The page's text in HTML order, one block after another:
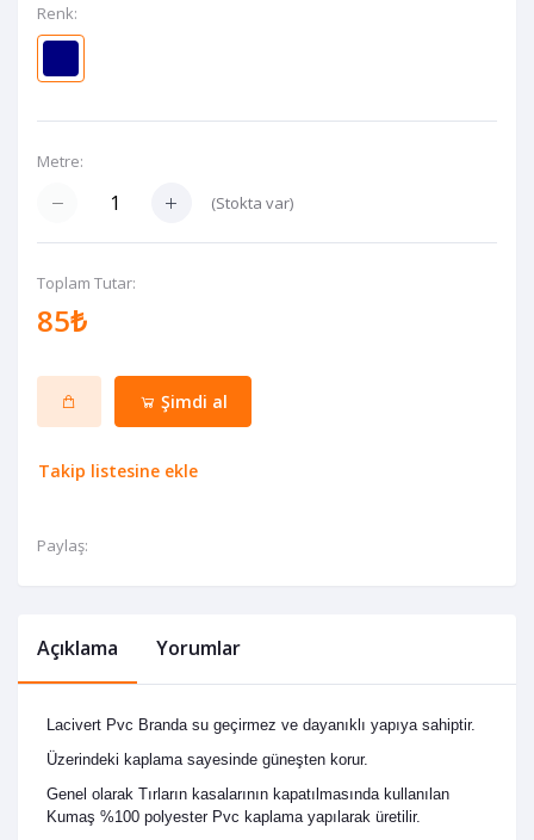
Renk:
Metre:
(Stokta var)
Toplam Tutar:
85₺
Şimdi al
Takip listesine ekle
Paylaş:
Açıklama Yorumlar
Lacivert Pvc Branda su geçirmez ve dayanıklı yapıya sahiptir.
Üzerindeki kaplama sayesinde güneşten korur.
Genel olarak Tırların kasalarının kapatılmasında kullanılan
Kumaş %100 polyester Pvc kaplama yapılarak üretilir.